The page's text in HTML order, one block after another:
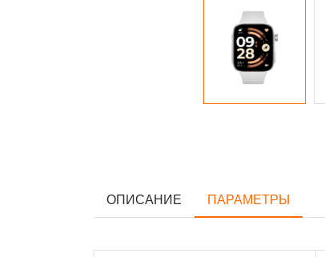
ОПИСАНИЕ ПАРАМЕТРЫ